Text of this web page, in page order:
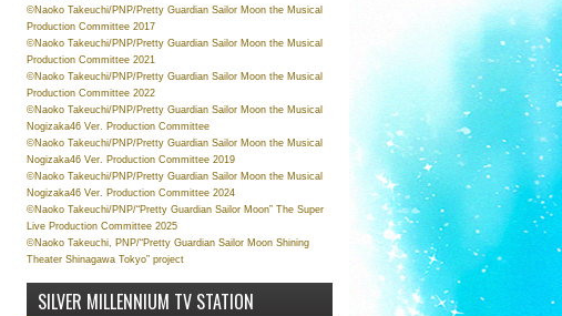
©Naoko Takeuchi/PNP/Pretty Guardian Sailor Moon the Musical
Production Committee 2017
©Naoko Takeuchi/PNP/Pretty Guardian Sailor Moon the Musical
Production Committee 2021
©Naoko Takeuchi/PNP/Pretty Guardian Sailor Moon the Musical
Production Committee 2022
©Naoko Takeuchi/PNP/Pretty Guardian Sailor Moon the Musical
Nogizaka46 Ver. Production Committee
©Naoko Takeuchi/PNP/Pretty Guardian Sailor Moon the Musical
Nogizaka46 Ver. Production Committee 2019
©Naoko Takeuchi/PNP/Pretty Guardian Sailor Moon the Musical
Nogizaka46 Ver. Production Committee 2024
©Naoko Takeuchi/PNP/“Pretty Guardian Sailor Moon” The Super
Live Production Committee 2025
©Naoko Takeuchi, PNP/“Pretty Guardian Sailor Moon Shining
Theater Shinagawa Tokyo” project
SILVER MILLENNIUM TV STATION